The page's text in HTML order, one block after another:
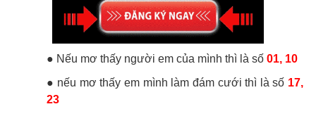
● Nếu mơ thấy người em của mình thì là số 01, 10
● nếu mơ thấy em mình làm đám cưới thì là số 17,
23